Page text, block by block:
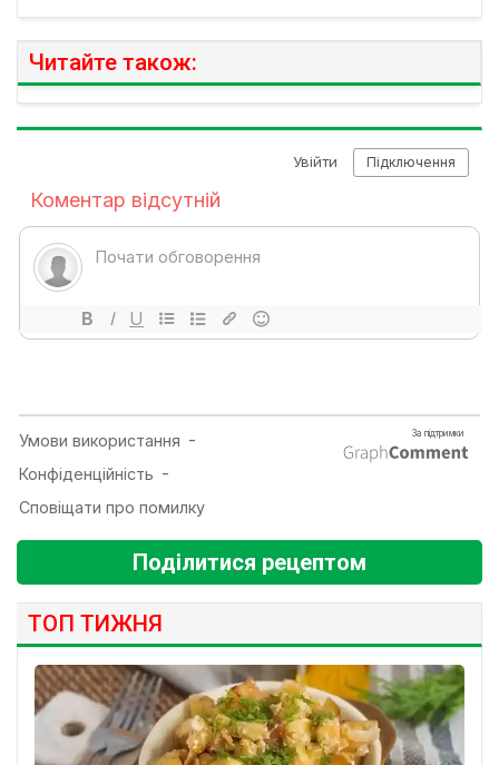
Читайте також:
Поділитися рецептом
ТОП ТИЖНЯ